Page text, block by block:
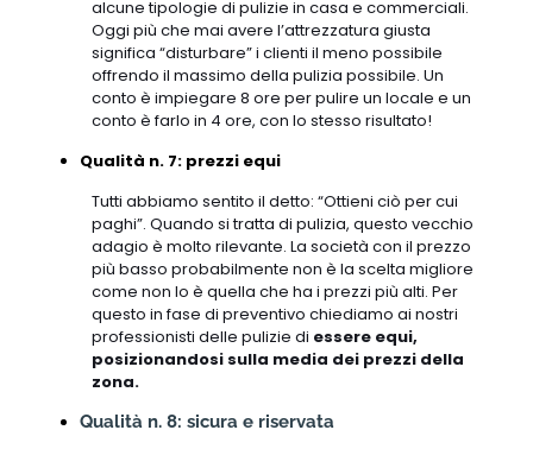
alcune tipologie di pulizie in casa e commerciali.
Oggi più che mai avere l’attrezzatura giusta
significa “disturbare” i clienti il meno possibile
offrendo il massimo della pulizia possibile. Un
conto è impiegare 8 ore per pulire un locale e un
conto è farlo in 4 ore, con lo stesso risultato!
Qualità n. 7: prezzi equi
Tutti abbiamo sentito il detto: “Ottieni ciò per cui
paghi”. Quando si tratta di pulizia, questo vecchio
adagio è molto rilevante. La società con il prezzo
più basso probabilmente non è la scelta migliore
come non lo è quella che ha i prezzi più alti. Per
questo in fase di preventivo chiediamo ai nostri
professionisti delle pulizie di essere equi,
posizionandosi sulla media dei prezzi della
zona.
Qualità n. 8: sicura e riservata